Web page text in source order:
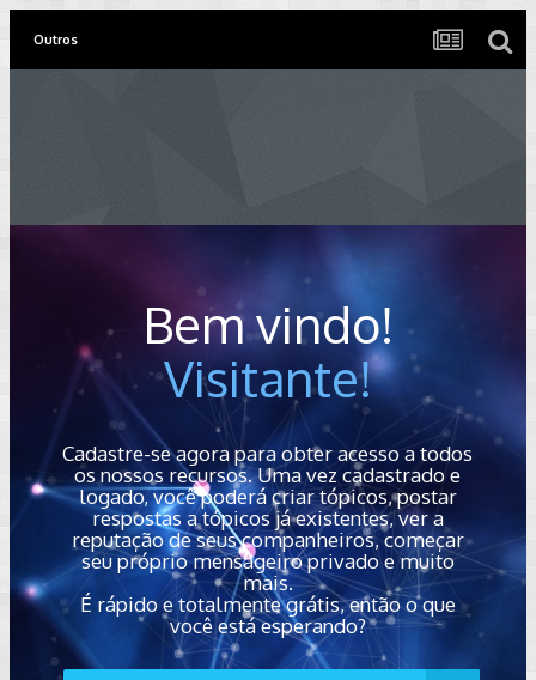
Outros
Bem vindo!
Visitante!
Cadastre-se agora para obter acesso a todos
os nossos recursos. Uma vez cadastrado e
logado, você poderá criar tópicos, postar
respostas a tópicos já existentes, ver a
reputação de seus companheiros, começar
seu próprio mensageiro privado e muito
mais.
É rápido e totalmente grátis, então o que
você está esperando?